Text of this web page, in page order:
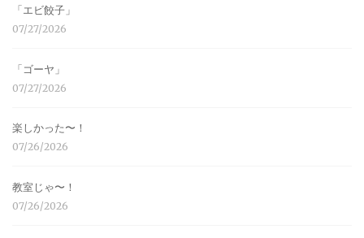
「エビ餃子」
07/27/2026
「ゴーヤ」
07/27/2026
楽しかった〜！
07/26/2026
教室じゃ〜！
07/26/2026